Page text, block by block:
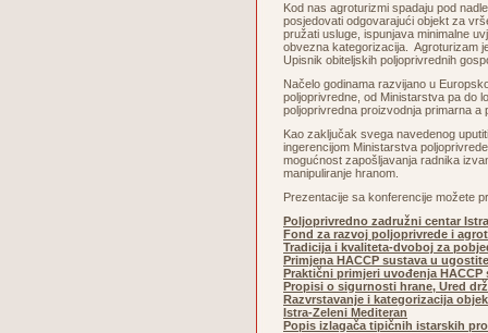
Kod nas agroturizmi spadaju pod
posjedovati odgovarajući objekt za
pružati usluge, ispunjava minimalne
obvezna kategorizacija. Agroturizam
Upisnik obiteljskih poljoprivrednih
Načelo godinama razvijano u
poljoprivredne, od Ministarstva pa do
poljoprivredna proizvodnja primarna a
Kao zaključak svega navedenog
ingerencijom Ministarstva
mogućnost zapošljavanja radnika
manipuliranje hranom.
Prezentacije sa konferencije možete
Poljoprivredno zadružni centar Istra
Fond za razvoj poljoprivrede i
Tradicija i kvaliteta-dvoboj za
Primjena HACCP sustava u
Praktični primjeri uvođenja
Propisi o sigurnosti hrane, Ured
Razvrstavanje i kategorizacija
Istra-Zeleni Mediteran
Popis izlagača tipičnih istarskih